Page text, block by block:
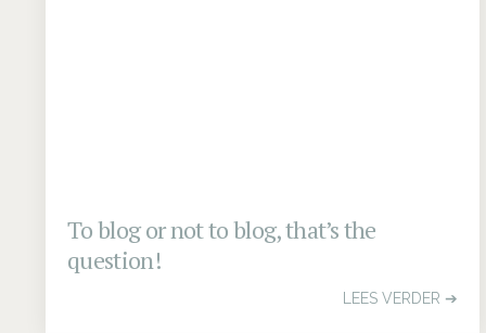
To blog or not to blog, that’s the
question!
LEES VERDER ➔